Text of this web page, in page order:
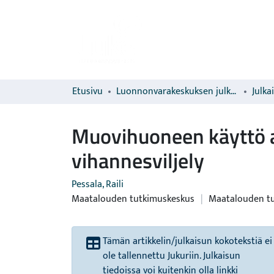
Etusivu Luonnonvarakeskuksen julkaisut
Muovihuoneen käyttö
vihannesviljely
Pessala, Raili
Maatalouden tutkimuskeskus | Maatalouden
Tämän artikkelin/julkaisun kokotekstiä ei
ole tallennettu Jukuriin. Julkaisun
tiedoissa voi kuitenkin olla linkki